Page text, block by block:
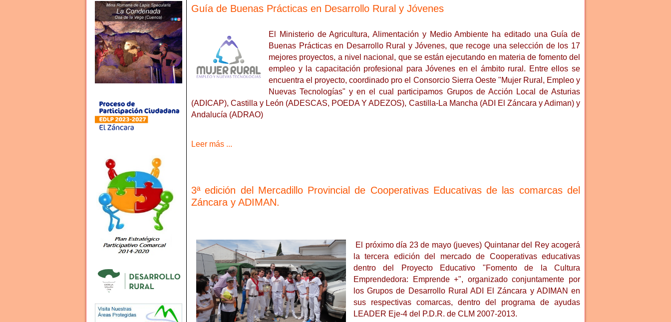
Guía de Buenas Prácticas en Desarrollo Rural y Jóvenes
El Ministerio de Agricultura, Alimentación y Medio Ambiente ha editado una Guía de
Buenas Prácticas en Desarrollo Rural y Jóvenes, que recoge una selección de los 17
mejores proyectos, a nivel nacional, que se están ejecutando en materia de fomento del
empleo y la capacitación profesional para Jóvenes en el ámbito rural. Entre ellos se
encuentra el proyecto, coordinado pro el Consorcio Sierra Oeste "Mujer Rural, Empleo y
Nuevas Tecnologías" y en el cual participamos Grupos de Acción Local de Asturias
(ADICAP), Castilla y León (ADESCAS, POEDA Y ADEZOS), Castilla-La Mancha (ADI El Záncara y Adiman) y
Andalucía (ADRAO)
Leer más ...
3ª edición del Mercadillo Provincial de Cooperativas Educativas de las comarcas del
Záncara y ADIMAN.
El próximo día 23 de mayo (jueves) Quintanar del Rey acogerá
la tercera edición del mercado de Cooperativas educativas
dentro del Proyecto Educativo "Fomento de la Cultura
Emprendedora: Emprende +", organizado conjuntamente por
los Grupos de Desarrollo Rural ADI El Záncara y ADIMAN en
sus respectivas comarcas, dentro del programa de ayudas
LEADER Eje-4 del P.D.R. de CLM 2007-2013.